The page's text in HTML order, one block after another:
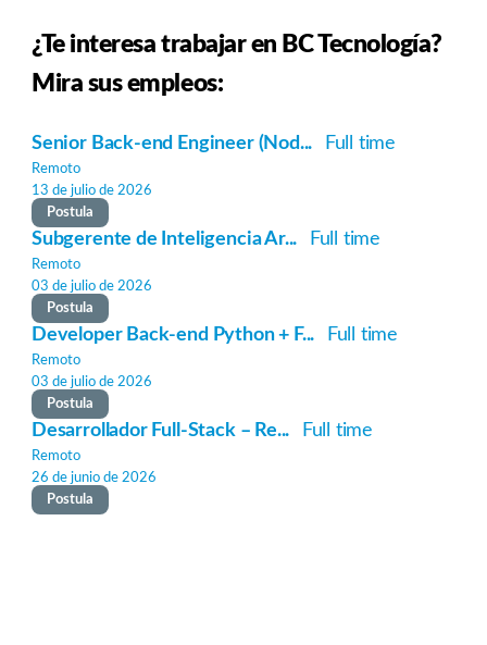
¿Te interesa trabajar en BC Tecnología?
Mira sus empleos:
Senior Back-end Engineer (Nod... Full time
Remoto
13 de julio de 2026
Postula
Subgerente de Inteligencia Ar... Full time
Remoto
03 de julio de 2026
Postula
Developer Back-end Python + F... Full time
Remoto
03 de julio de 2026
Postula
Desarrollador Full-Stack – Re... Full time
Remoto
26 de junio de 2026
Postula